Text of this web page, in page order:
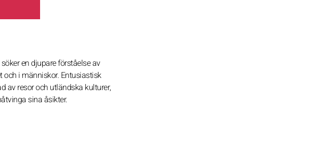
en djupare förståelse av
och i människor. Entusiastisk
av resor och utländska kulturer,
sina åsikter.